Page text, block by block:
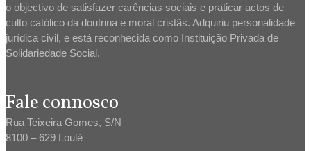
o objectivo de satisfazer carências sociais e praticar actos de
culto católico da doutrina e moral cristãs. Adquiriu personalidade
jurídica civil, e está reconhecida como Instituição Privada de
Solidariedade Social.
Fale connosco
Rua Teixeira Gomes, S/N
8100 – 629 Loulé